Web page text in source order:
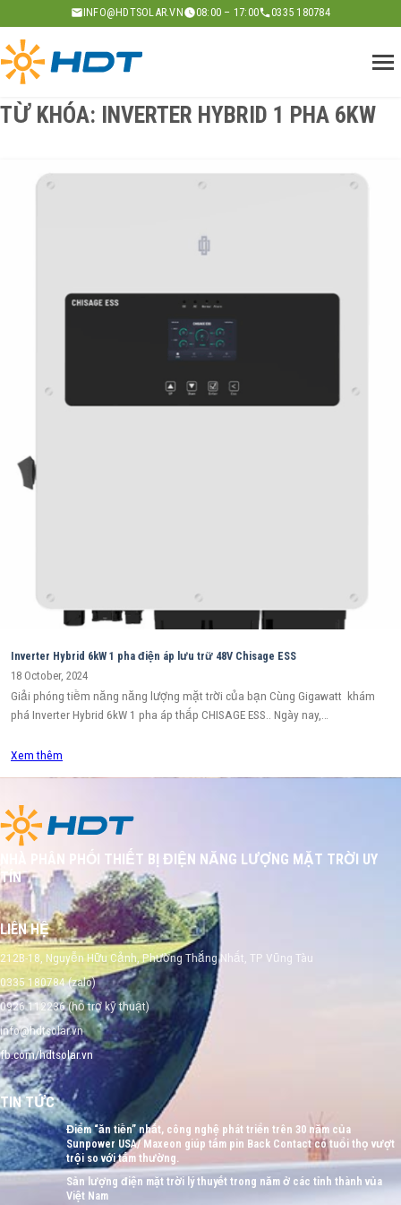
to
content
INFO@HDTSOLAR.VN 08:00 – 17:00 0335 180784
TỪ KHÓA: INVERTER HYBRID 1 PHA 6KW
Inverter Hybrid 6kW 1 pha điện áp lưu trữ 48V Chisage ESS
18 October, 2024
Giải phóng tiềm năng năng lượng mặt trời của bạn Cùng Gigawatt khám
phá Inverter Hybrid 6kW 1 pha áp thấp CHISAGE ESS.. Ngày nay,…
Xem thêm
NHÀ PHÂN PHỐI THIẾT BỊ ĐIỆN NĂNG LƯỢNG MẶT TRỜI UY
TÍN
LIÊN HỆ
212B-18, Nguyễn Hữu Cảnh, Phường Thắng Nhất, TP Vũng Tàu
0335 180784 (zalo)
0926 112236 (hỗ trợ kỹ thuật)
info@hdtsolar.vn
fb.com/hdtsolar.vn
TIN TỨC
Điểm “ăn tiền” nhất, công nghệ phát triển trên 30 năm của
Sunpower USA/ Maxeon giúp tấm pin Back Contact có tuổi thọ vượt
trội so với tấm thường.
Sản lượng điện mặt trời lý thuyết trong năm ở các tỉnh thành vủa
Việt Nam